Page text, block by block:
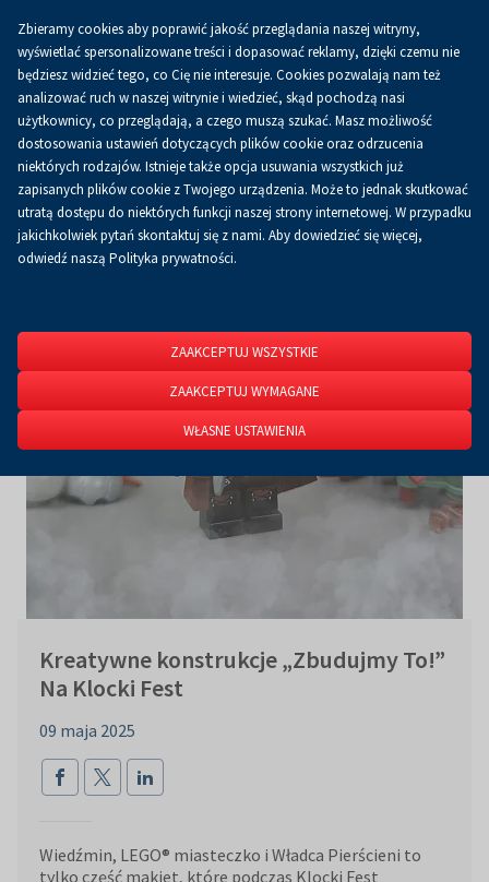
0.00 złKoszykPL
Strona główna O firmie Aktualności
Aktualności
Kreatywne konstrukcje „Zbudujmy To!”
Na Klocki Fest
09 maja 2025
Wiedźmin, LEGO® miasteczko i Władca Pierścieni to
tylko część makiet, które podczas Klocki Fest
Zbieramy cookies aby poprawić jakość przeglądania naszej witryny,
wyświetlać spersonalizowane treści i dopasować reklamy, dzięki czemu nie
będziesz widzieć tego, co Cię nie interesuje. Cookies pozwalają nam też
analizować ruch w naszej witrynie i wiedzieć, skąd pochodzą nasi
użytkownicy, co przeglądają, a czego muszą szukać. Masz możliwość
dostosowania ustawień dotyczących plików cookie oraz odrzucenia
niektórych rodzajów. Istnieje także opcja usuwania wszystkich już
zapisanych plików cookie z Twojego urządzenia. Może to jednak skutkować
utratą dostępu do niektórych funkcji naszej strony internetowej. W przypadku
jakichkolwiek pytań skontaktuj się z nami. Aby dowiedzieć się więcej,
odwiedź naszą Polityka prywatności.
ZAAKCEPTUJ WSZYSTKIE
ZAAKCEPTUJ WYMAGANE
WŁASNE USTAWIENIA